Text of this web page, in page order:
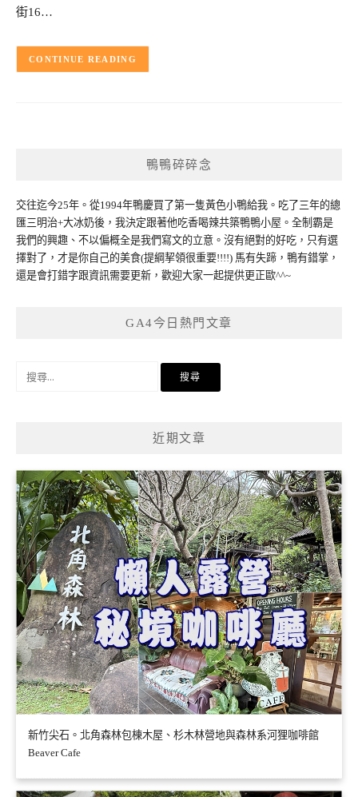
街16…
CONTINUE READING
鴨鴨碎碎念
交往迄今25年。從1994年鴨慶買了第一隻黃色小鴨給我。吃了三年的總
匯三明治+大冰奶後，我決定跟著他吃香喝辣共築鴨鴨小屋。全制霸是
我們的興趣、不以偏概全是我們寫文的立意。沒有絕對的好吃，只有選
擇對了，才是你自己的美食(提綱挈領很重要!!!!) 馬有失蹄，鴨有錯掌，
還是會打錯字跟資訊需要更新，歡迎大家一起提供更正歐^^~
GA4今日熱門文章
近期文章
新竹尖石。北角森林包棟木屋、杉木林營地與森林系河狸咖啡館
Beaver Cafe